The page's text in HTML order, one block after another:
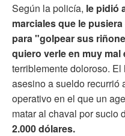
Según la policía, le pidió
marciales que le
para "golpear sus
quiero verle en muy mal
terriblemente doloroso.
asesino a sueldo recurrió
operativo en el que un
matar al chaval por sucio
2.000 dólares.